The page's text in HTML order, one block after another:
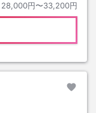
28,000円〜33,200円